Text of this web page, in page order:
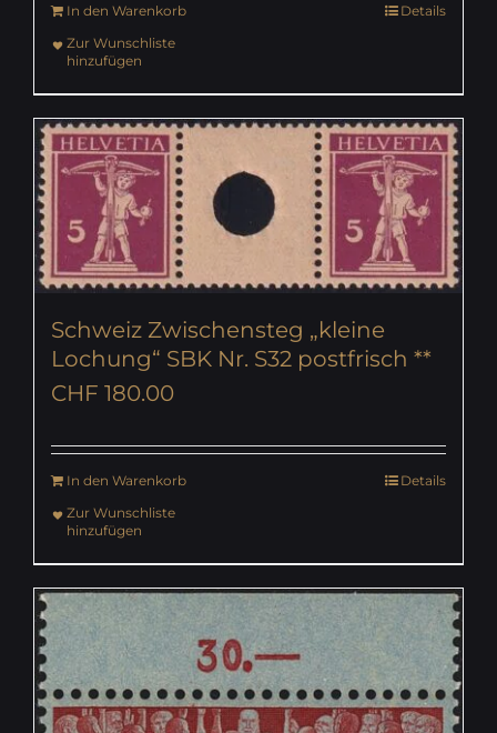
In den Warenkorb
Details
Zur Wunschliste
hinzufügen
Schweiz Zwischensteg „kleine
Lochung“ SBK Nr. S32 postfrisch **
CHF 180.00
In den Warenkorb
Details
Zur Wunschliste
hinzufügen